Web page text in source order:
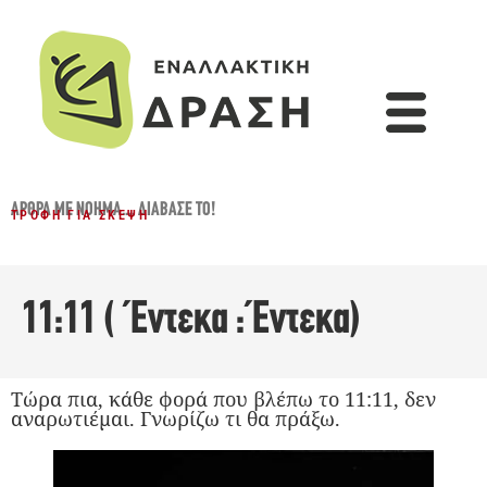
ΆΡΘΡΑ ΜΕ ΝΌΗΜΑ...,ΔΙΆΒΑΣΈ ΤΟ!
ΤΡΟΦΉ ΓΙΑ ΣΚΈΨΗ
11:11 (Έντεκα : Έντεκα)
Τώρα πια, κάθε φορά που βλέπω το 11:11, δεν
αναρωτιέμαι. Γνωρίζω τι θα πράξω.